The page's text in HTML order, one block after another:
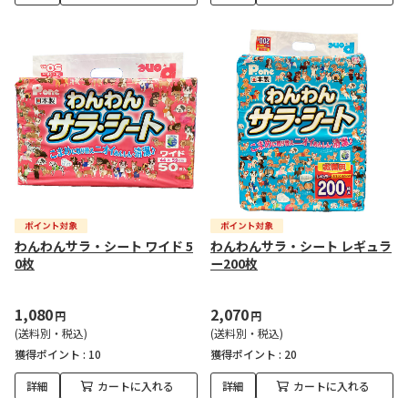
わんわんサラ・シート ワイド 5
0枚
1,080円
(送料別・税込)
獲得ポイント : 10
詳細 カートに入れる
わんわんサラ・シート レギュラ
ー200枚
2,070円
(送料別・税込)
獲得ポイント : 20
詳細 カートに入れる